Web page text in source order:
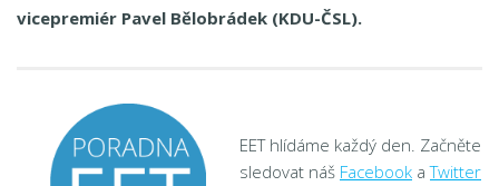
vicepremiér Pavel Bělobrádek (KDU-ČSL).
EET hlídáme každý den. Začněte
sledovat náš Facebook aTwitter